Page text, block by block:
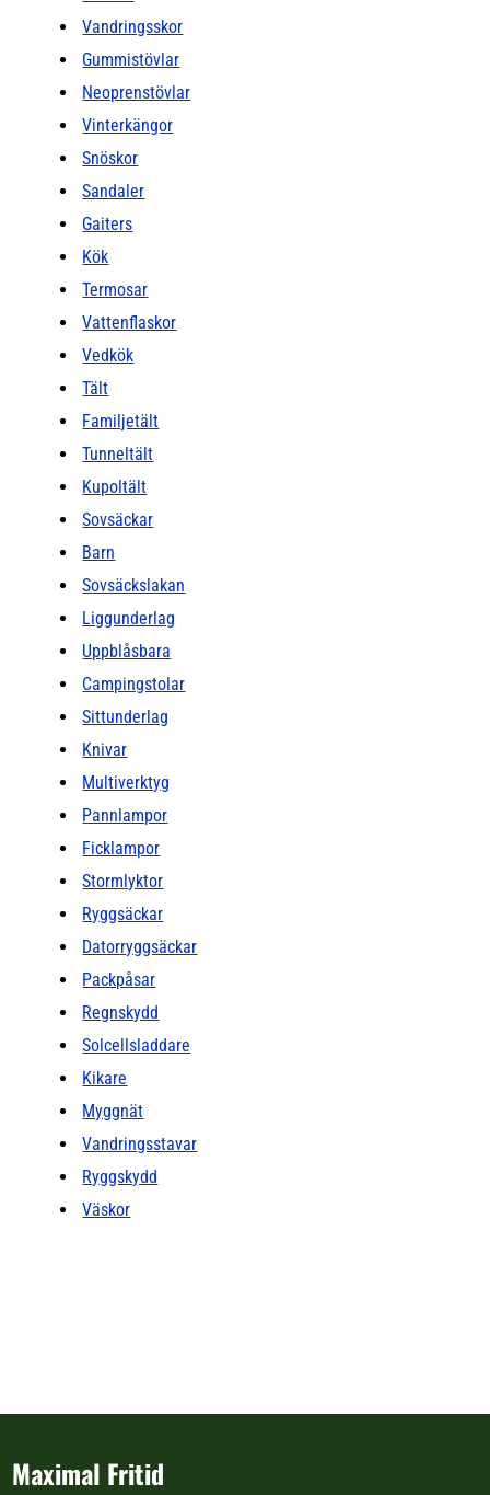
Vandringsskor
Gummistövlar
Neoprenstövlar
Vinterkängor
Snöskor
Sandaler
Gaiters
Kök
Termosar
Vattenflaskor
Vedkök
Tält
Familjetält
Tunneltält
Kupoltält
Sovsäckar
Barn
Sovsäckslakan
Liggunderlag
Uppblåsbara
Campingstolar
Sittunderlag
Knivar
Multiverktyg
Pannlampor
Ficklampor
Stormlyktor
Ryggsäckar
Datorryggsäckar
Packpåsar
Regnskydd
Solcellsladdare
Kikare
Myggnät
Vandringsstavar
Ryggskydd
Väskor
Maximal Fritid